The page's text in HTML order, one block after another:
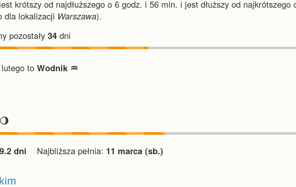
jest krótszy od najdłuższego o 6 godz. i 56 min. i jest dłuższy od najkrótszego
dla lokalizacji Warszawa).
pozostały 34 dni
to Wodnik ♒︎
🌖
dni Najbliższa pełnia: 11 marca (sb.)